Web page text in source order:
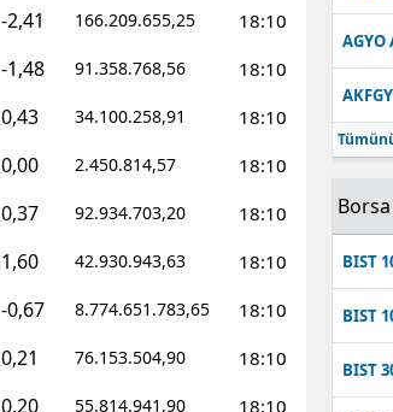
Mersin
İstanbul
İzmir
Kars
Kastamonu
Kayseri
-2,41 166.209.655,25 18:10
-1,48 91.358.768,56 18:10
0,43 34.100.258,91 18:10
0,00 2.450.814,57 18:10
0,37 92.934.703,20 18:10
1,60 42.930.943,63 18:10
-0,67 8.774.651.783,65 18:10
0,21 76.153.504,90 18:10
0,20 55.814.941,90 18:10
AGYO
BIST
BIST
BIST